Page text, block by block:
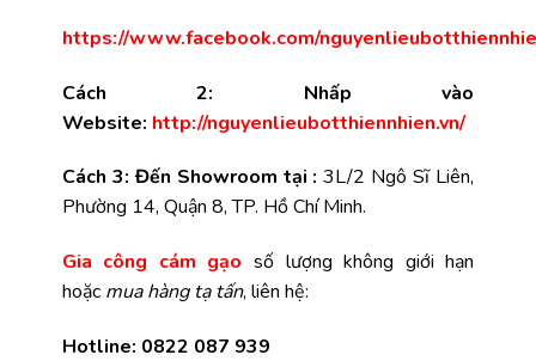
https://www.facebook.com/
Cách 2: Nhấp vào
Website: http://nguyenlieubotthiennhien.vn/
Cách 3: Đến Showroom tại :3L/2 Ngô Sĩ Liên,
Phường 14, Quận 8, TP. Hồ Chí Minh.
Gia công cám gạo số lượng không giới hạn
hoặc mua hàng tạ tấn, liên hệ:
Hotline: 0822 087 939